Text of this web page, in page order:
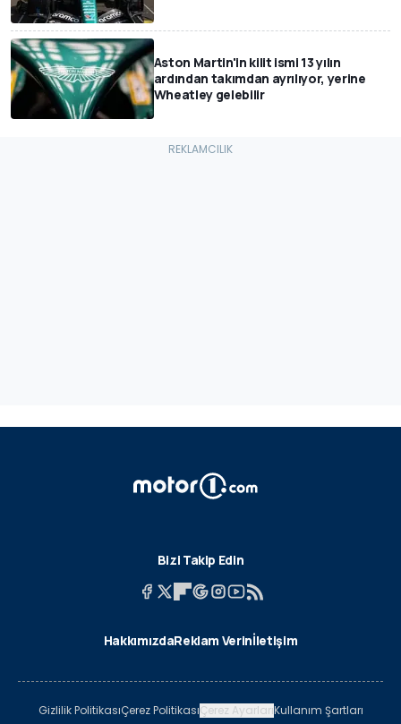
Aston Martin'in kilit ismi 13 yılın
ardından takımdan ayrılıyor, yerine
Wheatley gelebilir
Bizi Takip Edin
HakkımızdaReklam Verinİletişim
Gizlilik PolitikasıÇerez PolitikasıÇerez AyarlarıKullanım Şartları